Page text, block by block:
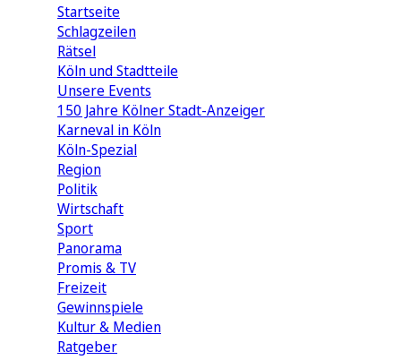
Startseite
Schlagzeilen
Rätsel
Köln und Stadtteile
Unsere Events
150 Jahre Kölner Stadt-Anzeiger
Karneval in Köln
Köln-Spezial
Region
Politik
Wirtschaft
Sport
Panorama
Promis & TV
Freizeit
Gewinnspiele
Kultur & Medien
Ratgeber